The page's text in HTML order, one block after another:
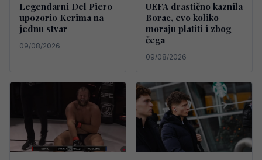
Legendarni Del Piero
upozorio Kerima na
jednu stvar
09/08/2026
UEFA drastično kaznila
Borac, evo koliko
moraju platiti i zbog
čega
09/08/2026